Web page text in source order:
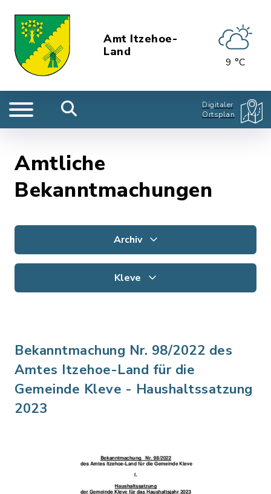
Amt Itzehoe-
Land
9 °C
Digitaler
Ortsplan
Amtliche
Bekanntmachungen
Archiv
Kleve
Bekanntmachung Nr. 98/2022 des
Amtes Itzehoe-Land für die
Gemeinde Kleve - Haushaltssatzung
2023